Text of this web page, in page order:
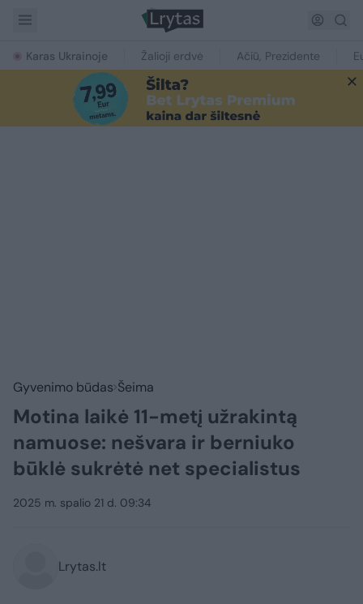
Karas Ukrainoje Žalioji erdvė Ačiū, Prezidente
Gyvenimo būdas Šeima
Motina laikė 11-metį užrakintą
namuose: nešvara ir berniuko
būklė sukrėtė net specialistus
2025 m. spalio 21 d. 09:34
Lrytas.lt